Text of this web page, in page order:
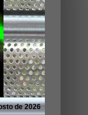
de 2026